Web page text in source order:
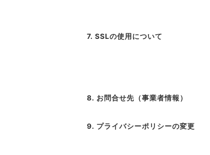
7. SSLの使用について
8. お問合せ先（事業者情報）
9. プライバシーポリシーの変更